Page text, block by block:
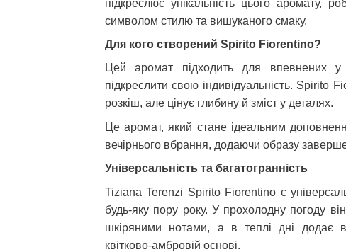
підкреслює унікальність цього
символом стилю та вишуканого смаку.
Для кого створений Spirito Fiorentino?
Цей аромат підходить для впевнених у
підкреслити свою індивідуальність. Spirito
розкіш, але цінує глибину й зміст у деталях.
Це аромат, який стане ідеальним
вечірнього вбрання, додаючи образу
Універсальність та багатогранність
Tiziana Terenzi Spirito Fiorentino є
будь-яку пору року. У прохолодну погоду
шкіряними нотами, а в теплі дні додає
квітково-амбровій основі.